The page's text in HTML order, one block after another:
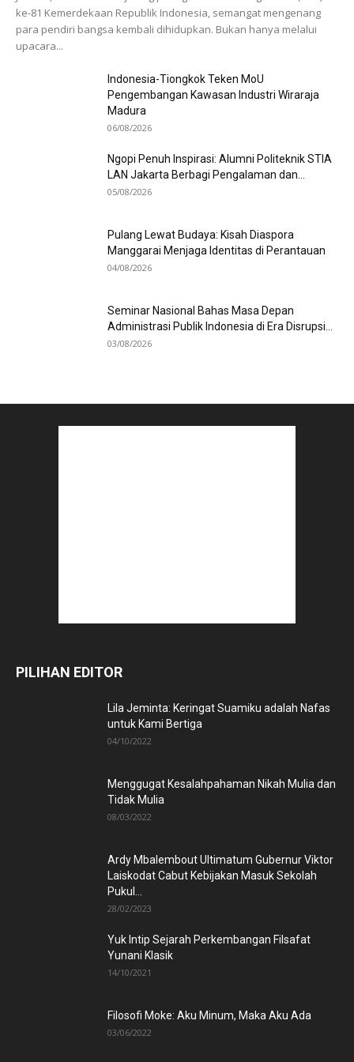
ke-81 Kemerdekaan Republik Indonesia, semangat mengenang
para pendiri bangsa kembali dihidupkan. Bukan hanya melalui
upacara...
Indonesia-Tiongkok Teken MoU
Pengembangan Kawasan Industri Wiraraja
Madura
06/08/2026
Ngopi Penuh Inspirasi: Alumni Politeknik STIA
LAN Jakarta Berbagi Pengalaman dan...
05/08/2026
Pulang Lewat Budaya: Kisah Diaspora
Manggarai Menjaga Identitas di Perantauan
04/08/2026
Seminar Nasional Bahas Masa Depan
Administrasi Publik Indonesia di Era Disrupsi...
03/08/2026
PILIHAN EDITOR
Lila Jeminta: Keringat Suamiku adalah Nafas
untuk Kami Bertiga
04/10/2022
Menggugat Kesalahpahaman Nikah Mulia dan
Tidak Mulia
08/03/2022
Ardy Mbalembout Ultimatum Gubernur Viktor
Laiskodat Cabut Kebijakan Masuk Sekolah
Pukul...
28/02/2023
Yuk Intip Sejarah Perkembangan Filsafat
Yunani Klasik
14/10/2021
Filosofi Moke: Aku Minum, Maka Aku Ada
03/06/2022